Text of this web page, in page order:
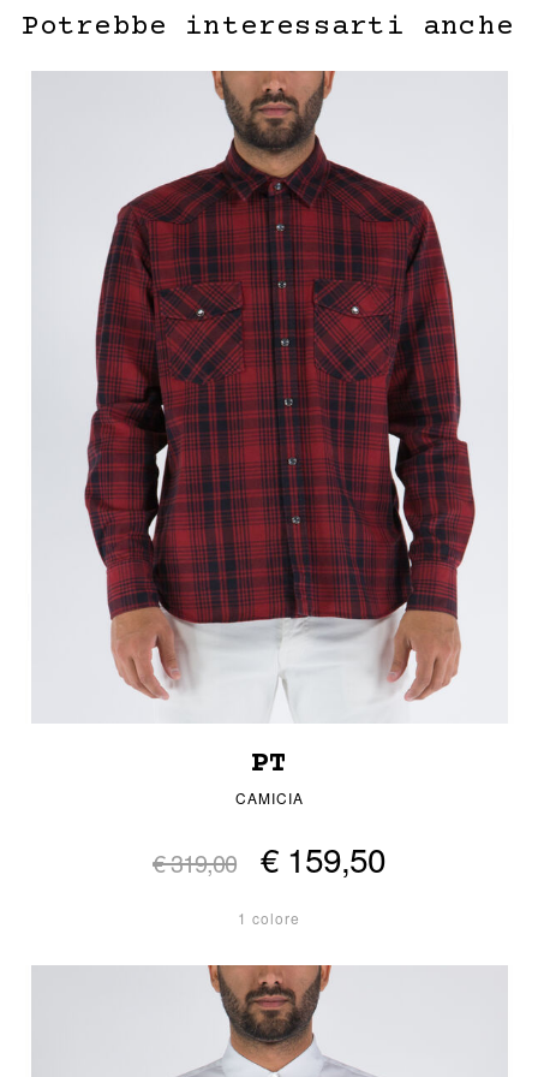
Potrebbe interessarti anche
PT
CAMICIA
€ 319,00 € 159,50
1 colore